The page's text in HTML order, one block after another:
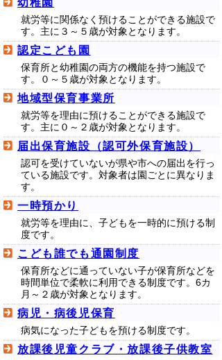
幼稚園
就労等に関係なく預けることができる施設で
す。主に３～５歳が対象となります。
認定こども園
保育所と幼稚園の両方の機能を持つ施設で
す。０～５歳が対象となります。
地域型保育事業所
就労等を理由に預けることができる施設で
す。主に０～２歳が対象となります。
届出保育施設（認可外保育施設）
認可を受けていないが県や市への届出を行っ
ている施設です。対象者は園ごとに異なりま
す。
一時預かり
就労等を理由に、子どもを一時的に預ける制
度です。
こども誰でも通園制度
保育所などに通っていない子が保育所などを
時間単位で柔軟に利用できる制度です。6カ
月～２歳が対象となります。
病児・病後児保育
病気になった子どもを預ける制度です。
放課後児童クラブ・放課後子供教室